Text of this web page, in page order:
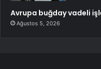
Avrupa buğday vadeli
Ağustos 5, 2026